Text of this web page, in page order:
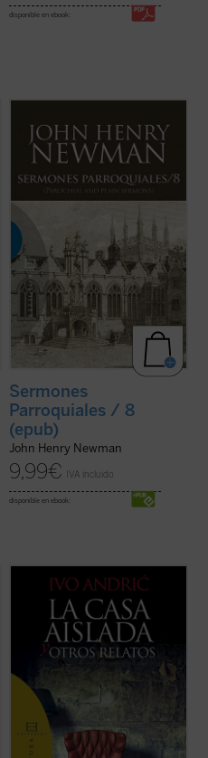
disponible en ebook:
textos reunidos en este último volumen de
Sermones parroquiales
no formaron
parte de la primera edición de 1842, previa
a la conversión de Newman al catolicismo,
Sermones
Parroquiales / 8
(epub)
John Henry Newman
9,99€ IVA incluido
disponible en ebook:
(ver ficha)